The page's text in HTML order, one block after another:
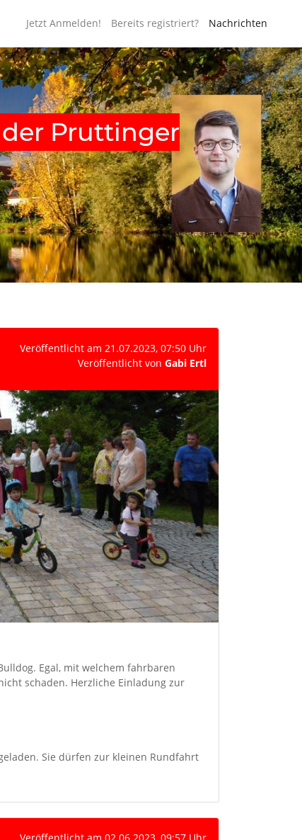
Jetzt Anmelden! Bereits registriert? Nachrichten
Pruttinger
Veröffentlicht am 21.07.2023, 07:50 Uhr
Veröffentlicht von Gabi Ertl
Egal, mit welchem fahrbaren
schaden. Herzliche Einladung zur
Sie dürfen zur kleinen Rundfahrt